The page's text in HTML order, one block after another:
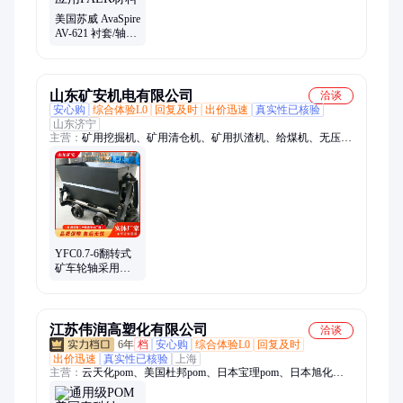
美国苏威 AvaSpire
AV-621 衬套/轴承
山东矿安机电有限公司
洽谈
安心购
综合体验L0 回复及时 出价迅速
真实性已核验
山东济宁
主营： 矿用挖掘机、矿用清仓机、矿用扒渣机、给煤机、无压风
门、防水密闭门、气动隔膜泵、滚轮罐耳、皮带综保、矿用锂离
子蓄电池电源、矿用翻车机、小型挖掘机、洒水降尘装置、司控
道岔装置、空气炮、气动阻车器、气动卧闸、断带抓捕器、矿用
防爆摄像仪、跑车防护装置、压风供水自救装置、防水剂、履带
运输车、巷道修复机、矿用挖掘式装载机
YFC0.7-6翻转式
矿车轮轴采用了
江苏伟润高塑化有限公司
洽谈
6年 档 安心购 综合体验L0
回复及时
出价迅速
真实性已核验
上海
主营： 云天化pom、美国杜邦pom、日本宝理pom、日本旭化成
pom、德国巴斯夫tpu、科思创tpu、奇美abs、德国朗盛pa66、美